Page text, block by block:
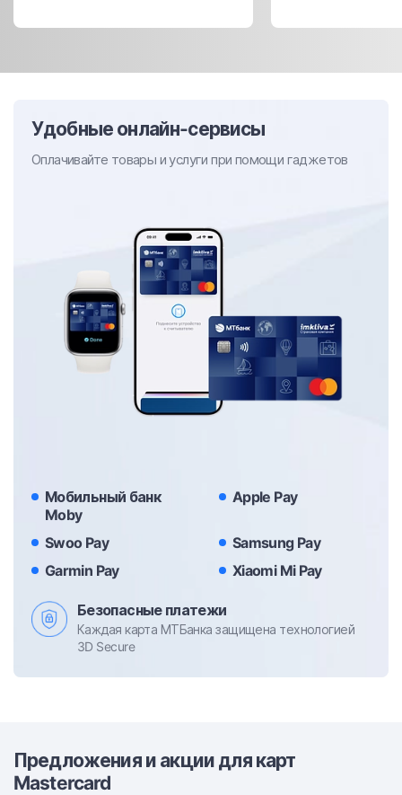
Удобные онлайн-сервисы
Оплачивайте товары и услуги при помощи гаджетов
Мобильный банк
Moby
Apple Pay
Swoo Pay
Samsung Pay
Garmin Pay
Xiaomi Mi Pay
Безопасные платежи
Каждая карта МТБанка защищена технологией
3D Secure
Предложения и акции для карт
Mastercard